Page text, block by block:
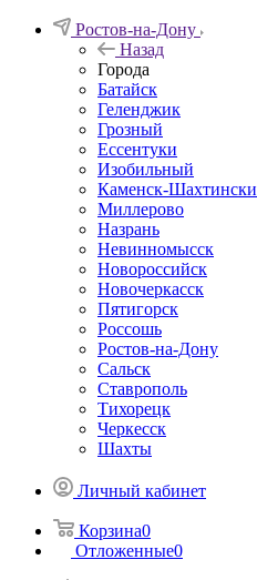
Ростов-на-Дону
Назад
Города
Батайск
Геленджик
Грозный
Ессентуки
Изобильный
Каменск-
Миллерово
Назрань
Невинномысск
Новороссийск
Новочеркасcк
Пятигорск
Россошь
Ростов-на-Дону
Сальск
Ставрополь
Тихорецк
Черкесск
Шахты
Личный кабинет
Корзина0
Отложенные0